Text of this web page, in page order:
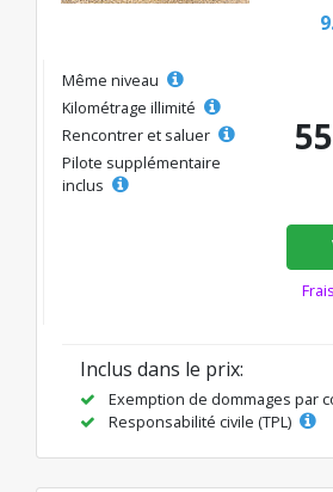
Même niveau
Kilométrage illimité
Rencontrer et saluer
Pilote supplémentaire
inclus
Inclus dans le prix:
Exemption de dommages par
Responsabilité civile (TPL)